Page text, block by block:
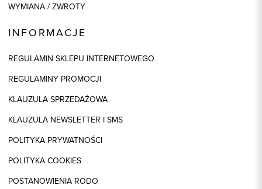
WYMIANA / ZWROTY
INFORMACJE
REGULAMIN SKLEPU INTERNETOWEGO
REGULAMINY PROMOCJI
KLAUZULA SPRZEDAŻOWA
KLAUZULA NEWSLETTER I SMS
POLITYKA PRYWATNOŚCI
POLITYKA COOKIES
POSTANOWIENIA RODO